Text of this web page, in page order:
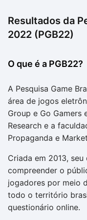
Resultados da
2022 (PGB22)
O que é a PGB22?
A Pesquisa Game
área de jogos
Group e Go Gamers
Research e a
Propaganda e
Criada em 2013,
compreender o
jogadores por meio
todo o território
questionário online.